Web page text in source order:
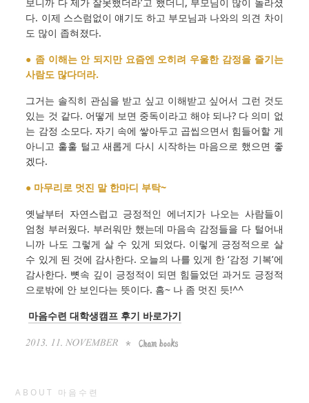
보니까 다 제가 잘못했더라’고 했더니, 부모님이 많이 놀라셨
다. 이제 스스럼없이 얘기도 하고 부모님과 나와의 의견 차이
도 많이 좁혀졌다.
● 좀 이해는 안 되지만 요즘엔 오히려 우울한 감정을 즐기는
사람도 많다더라.
그거는 솔직히 관심을 받고 싶고 이해받고 싶어서 그런 것도
있는 것 같다. 어떻게 보면 중독이라고 해야 되나? 다 의미 없
는 감정 소모다. 자기 속에 쌓아두고 곱씹으면서 힘들어할 게
아니고 훌훌 털고 새롭게 다시 시작하는 마음으로 했으면 좋
겠다.
● 마무리로 멋진 말 한마디 부탁~
옛날부터 자연스럽고 긍정적인 에너지가 나오는 사람들이
엄청 부러웠다. 부러워만 했는데 마음속 감정들을 다 털어내
니까 나도 그렇게 살 수 있게 되었다. 이렇게 긍정적으로 살
수 있게 된 것에 감사한다. 오늘의 나를 있게 한 ‘감정 기복’에
감사한다. 뼛속 깊이 긍정적이 되면 힘들었던 과거도 긍정적
으로밖에 안 보인다는 뜻이다. 흠~ 나 좀 멋진 듯!^^
마음수련 대학생캠프 후기 바로가기
ABOUT 마음수련